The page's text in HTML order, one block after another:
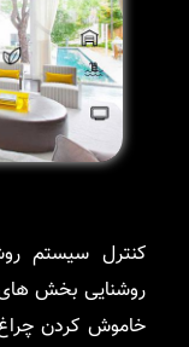
کنترل سیستم
روشنایی بخش
خاموش کردن